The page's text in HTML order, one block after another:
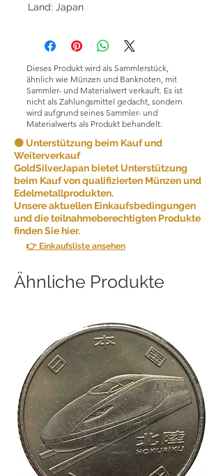
Land: Japan
Dieses Produkt wird als Sammlerstück,
ähnlich wie Münzen und Banknoten, mit
Sammler- und Materialwert verkauft. Es ist
nicht als Zahlungsmittel gedacht, sondern
wird aufgrund seines Sammler- und
Materialwerts als Produkt behandelt.
🟢 Unterstützung beim Kauf und
Weiterverkauf
GoldSilverJapan bietet Unterstützung
beim Kauf von qualifizierten Münzen und
Edelmetallprodukten.
Unsere aktuellen Einkaufsbedingungen
und die teilnahmeberechtigten Produkte
finden Sie hier.
👉 Einkaufsliste ansehen
Ähnliche Produkte